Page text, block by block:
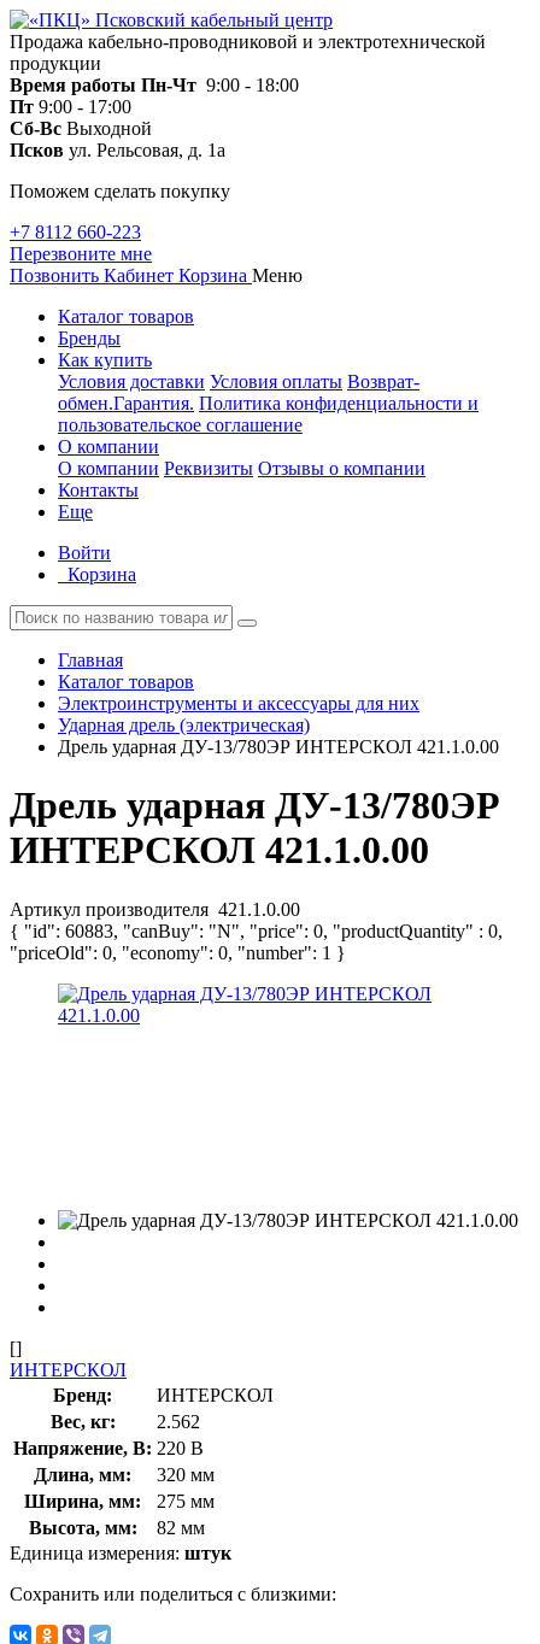
Продажа кабельно-проводниковой и электротехнической
продукции
Время работы Пн-Чт 9:00 - 18:00
Пт 9:00 - 17:00
Сб-Вс Выходной
Псков ул. Рельсовая, д. 1а
Поможем сделать покупку
+7 8112 660-223
Перезвоните мне
Позвонить Кабинет Корзина Меню
Каталог товаров
Бренды
Как купить
Условия доставки Условия оплаты Возврат-
обмен.Гарантия. Политика конфиденциальности и
пользовательское соглашение
О компании
О компании Реквизиты Отзывы о компании
Контакты
Еще
Войти
Корзина
Главная
Каталог товаров
Электроинструменты и аксессуары для них
Ударная дрель (электрическая)
Дрель ударная ДУ-13/780ЭР ИНТЕРСКОЛ 421.1.0.00
Дрель ударная ДУ-13/780ЭР
ИНТЕРСКОЛ 421.1.0.00
Артикул производителя 421.1.0.00
{ "id": 60883, "canBuy": "N", "price": 0, "productQuantity" : 0,
"priceOld": 0, "economy": 0, "number": 1 }
[]
ИНТЕРСКОЛ
Бренд:
ИНТЕРСКОЛ
Вес, кг:
2.562
Напряжение, В: 220 В
Длина, мм:
320 мм
Ширина, мм:
275 мм
Высота, мм:
82 мм
Единица измерения: штук
Сохранить или поделиться с близкими: